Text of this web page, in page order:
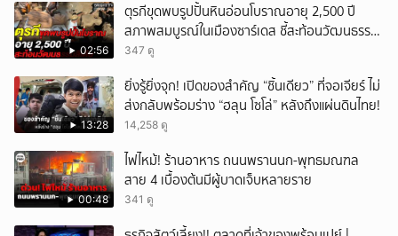
02:56
ตุรกีขุดพบรูปปั้นหินอ่อนโบราณอายุ 2,500 ปี
สภาพสมบูรณ์ในเมืองซาร์เดส ชี้สะท้อนวัฒนธรรม
ลิเดีย
347 ดู
13:28
ยิ่งรู้ยิ่งจุก! เปิดของสำคัญ “ชิ้นเดียว” ที่จอเจียร์ ไม่
ส่งกลับพร้อมร่าง “ฮลุน โซโล่” หลังถึงแผ่นดินไทย!
14,258 ดู
00:48
ไฟไหม้! ร้านอาหาร ถนนพรานนก-พุทธมณฑล
สาย 4 เบื้องต้นมีผู้บาดเจ็บหลายราย
341 ดู